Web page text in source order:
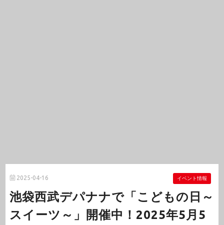
2025-04-16 イベント情報
池袋西武デパナナで「こどもの日～
スイーツ～」開催中！2025年5月5